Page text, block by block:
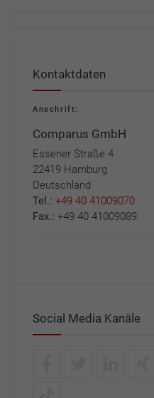
Kontaktdaten
Anschrift:
Comparus GmbH
Essener Straße 4
22419 Hamburg
Deutschland
Tel.: +49 40 41009070
Fax.: +49 40 41009089
Social Media Kanäle